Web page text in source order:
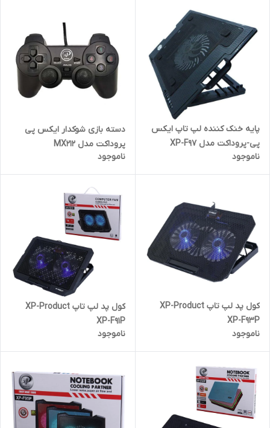
پایه خنک کننده لپ تاپ ایکس
پی-پروداکت مدل XP-F97
ناموجود
دسته بازی شوکدار ایکس پی
پروداکت مدل MX212
ناموجود
کول پد لپ تاپ XP-Product
XP-F93P
ناموجود
کول پد لپ تاپ XP-Product
XP-F91P
ناموجود